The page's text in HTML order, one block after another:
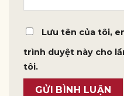
Lưu tên của tôi,
trình duyệt này cho
tôi.